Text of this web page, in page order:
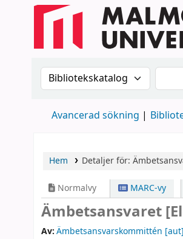
Sök i katalogen efter:Sök
Avancerad sökning
Hem Detaljer för:
Normalvy MARC-vy
Ämbetsansvaret
Av:Ämbetsansvarskommittén [aut]